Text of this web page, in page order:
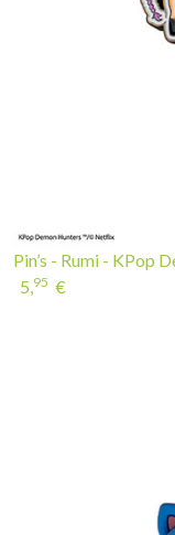
Pin’s - Rumi - KPop
5,95 €